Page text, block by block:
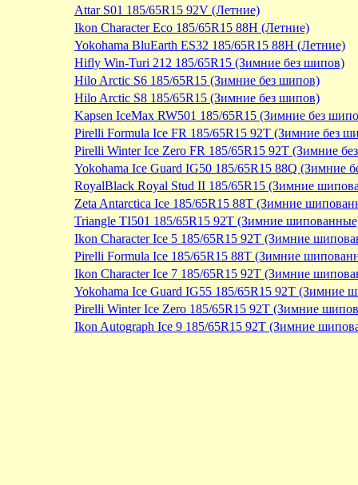
Attar S01 185/65R15 92V (Летние)
Ikon Character Eco 185/65R15 88H (Летние)
Yokohama BluEarth ES32 185/65R15 88H (Летние)
Hifly Win-Turi 212 185/65R15 (Зимние без шипов)
Hilo Arctic S6 185/65R15 (Зимние без шипов)
Hilo Arctic S8 185/65R15 (Зимние без шипов)
Kapsen IceMax RW501 185/65R15 (Зимние без
Pirelli Formula Ice FR 185/65R15 92T (Зимние без
Pirelli Winter Ice Zero FR 185/65R15 92T (Зимние
Yokohama Ice Guard IG50 185/65R15 88Q (Зимние
RoyalBlack Royal Stud II 185/65R15 (Зимние
Zeta Antarctica Ice 185/65R15 88T (Зимние
Triangle TI501 185/65R15 92T (Зимние
Ikon Character Ice 5 185/65R15 92T (Зимние
Pirelli Formula Ice 185/65R15 88T (Зимние
Ikon Character Ice 7 185/65R15 92T (Зимние
Yokohama Ice Guard IG55 185/65R15 92T (Зимние
Pirelli Winter Ice Zero 185/65R15 92T (Зимние
Ikon Autograph Ice 9 185/65R15 92T (Зимние